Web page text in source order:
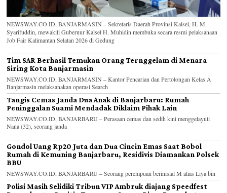
NEWSWAY.CO.ID, BANJARMASIN – Sekretaris Daerah Provinsi Kalsel, H. M
Syarifuddin, mewakili Gubernur Kalsel H. Muhidin membuka secara resmi pelaksanaan
Job Fair Kalimantan Selatan 2026 di Gedung
Tim SAR Berhasil Temukan Orang Ternggelam di Menara
Siring Kota Banjarmasin
NEWSWAY.CO.ID, BANJARMASIN – Kantor Pencarian dan Pertolongan Kelas A
Banjarmasin melaksanakan operasi Search
Tangis Cemas Janda Dua Anak di Banjarbaru: Rumah
Peninggalan Suami Mendadak Diklaim Pihak Lain
NEWSWAY.CO.ID, BANJARBARU – Perasaan cemas dan sedih kini menggelayuti
Nana (32), seorang janda
Gondol Uang Rp20 Juta dan Dua Cincin Emas Saat Bobol
Rumah di Kemuning Banjarbaru, Residivis Diamankan Polsek
BBU
NEWSWAY.CO.ID, BANJARBARU – Seorang perempuan berinisial M alias Liya bin
Polisi Masih Selidiki Tribun VIP Ambruk diajang Speedfest